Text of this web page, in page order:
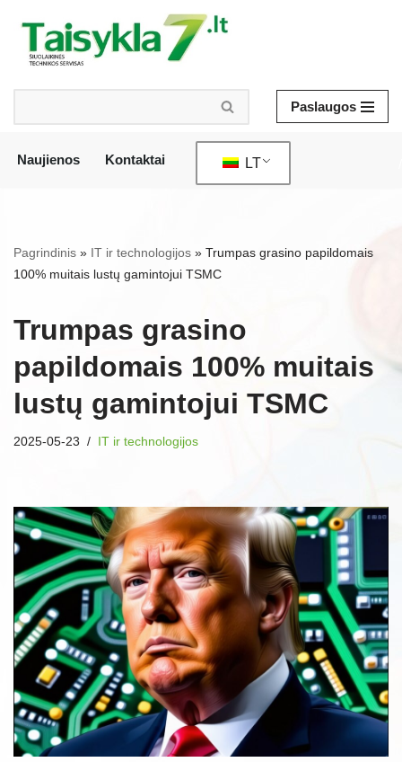
Pereiti
prie
turinio
Paslaugos
Naujienos Kontaktai LT
Pagrindinis » IT ir technologijos » Trumpas grasino papildomais
100% muitais lustų gamintojui TSMC
Trumpas grasino
papildomais 100% muitais
lustų gamintojui TSMC
2025-05-23 IT ir technologijos